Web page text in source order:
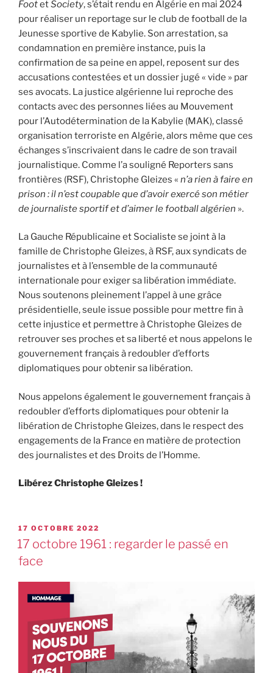
FootetSociety, s’était rendu en Algérie en mai 2024
pour réaliser un reportage sur le club de football de la
Jeunesse sportive de Kabylie. Son arrestation, sa
condamnation en première instance, puis la
confirmation de sa peine en appel, reposent sur des
accusations contestées et un dossier jugé « vide » par
ses avocats. La justice algérienne lui reproche des
contacts avec des personnes liées au Mouvement
pour l’Autodétermination de la Kabylie (MAK), classé
organisation terroriste en Algérie, alors même que ces
échanges s’inscrivaient dans le cadre de son travail
journalistique. Comme l’a souligné Reporters sans
frontières (RSF), Christophe Gleizes « n’a rien à faire en
prison : il n’est coupable que d’avoir exercé son métier
de journaliste sportif et d’aimer le football algérien ».
La Gauche Républicaine et Socialiste se joint à la
famille de Christophe Gleizes, à RSF, aux syndicats de
journalistes et à l’ensemble de la communauté
internationale pour exiger sa libération immédiate.
Nous soutenons pleinement l’appel à une grâce
présidentielle, seule issue possible pour mettre fin à
cette injustice et permettre à Christophe Gleizes de
retrouver ses proches et sa liberté et nous appelons le
gouvernement français à redoubler d’efforts
diplomatiques pour obtenir sa libération.
Nous appelons également le gouvernement français à
redoubler d’efforts diplomatiques pour obtenir la
libération de Christophe Gleizes, dans le respect des
engagements de la France en matière de protection
des journalistes et des Droits de l’Homme.
Libérez Christophe Gleizes !
17 OCTOBRE 2022
17 octobre 1961 : regarder le passé en
face